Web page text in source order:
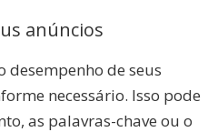
anúncios
de seus
necessário. Isso pode
as palavras-chave ou o